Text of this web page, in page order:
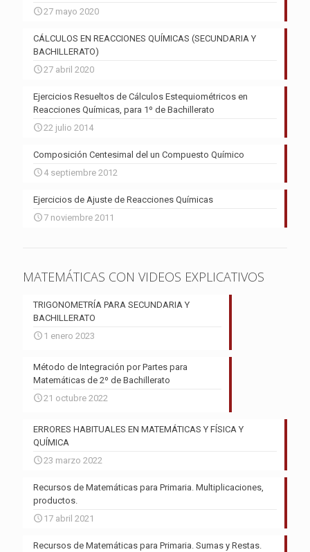
27 mayo 2020
CÁLCULOS EN REACCIONES QUÍMICAS (SECUNDARIA Y
BACHILLERATO)
27 abril 2020
Ejercicios Resueltos de Cálculos Estequiométricos en
Reacciones Químicas, para 1º de Bachillerato
22 julio 2014
Composición Centesimal del un Compuesto Químico
4 septiembre 2012
Ejercicios de Ajuste de Reacciones Químicas
7 noviembre 2011
MATEMÁTICAS CON VIDEOS EXPLICATIVOS
TRIGONOMETRÍA PARA SECUNDARIA Y
BACHILLERATO
1 enero 2023
Método de Integración por Partes para
Matemáticas de 2º de Bachillerato
21 octubre 2022
ERRORES HABITUALES EN MATEMÁTICAS Y FÍSICA Y
QUÍMICA
23 marzo 2022
Recursos de Matemáticas para Primaria. Multiplicaciones,
productos.
17 abril 2021
Recursos de Matemáticas para Primaria. Sumas y Restas.